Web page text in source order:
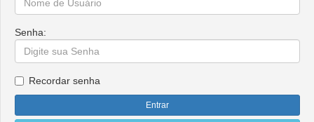
Senha:
Recordar senha